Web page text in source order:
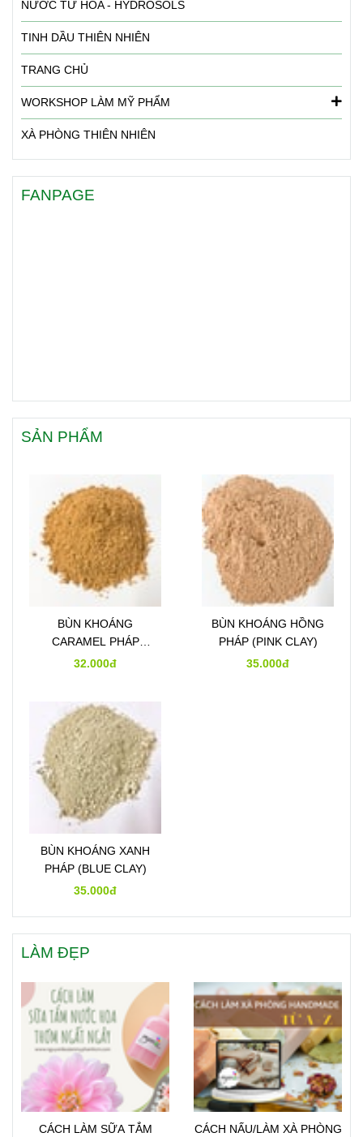
NƯỚC TỪ HOA - HYDROSOLS
TINH DẦU THIÊN NHIÊN
TRANG CHỦ
WORKSHOP LÀM MỸ PHẨM
XÀ PHÒNG THIÊN NHIÊN
FANPAGE
SẢN PHẨM
BÙN KHOÁNG
CARAMEL PHÁP
(CARAMEL CLAY)
32.000đ
BÙN KHOÁNG HỒNG
PHÁP (PINK CLAY)
35.000đ
BÙN KHOÁNG XANH
PHÁP (BLUE CLAY)
35.000đ
LÀM ĐẸP
CÁCH LÀM SỮA TẮM
CÁCH NẤU/LÀM XÀ PHÒNG